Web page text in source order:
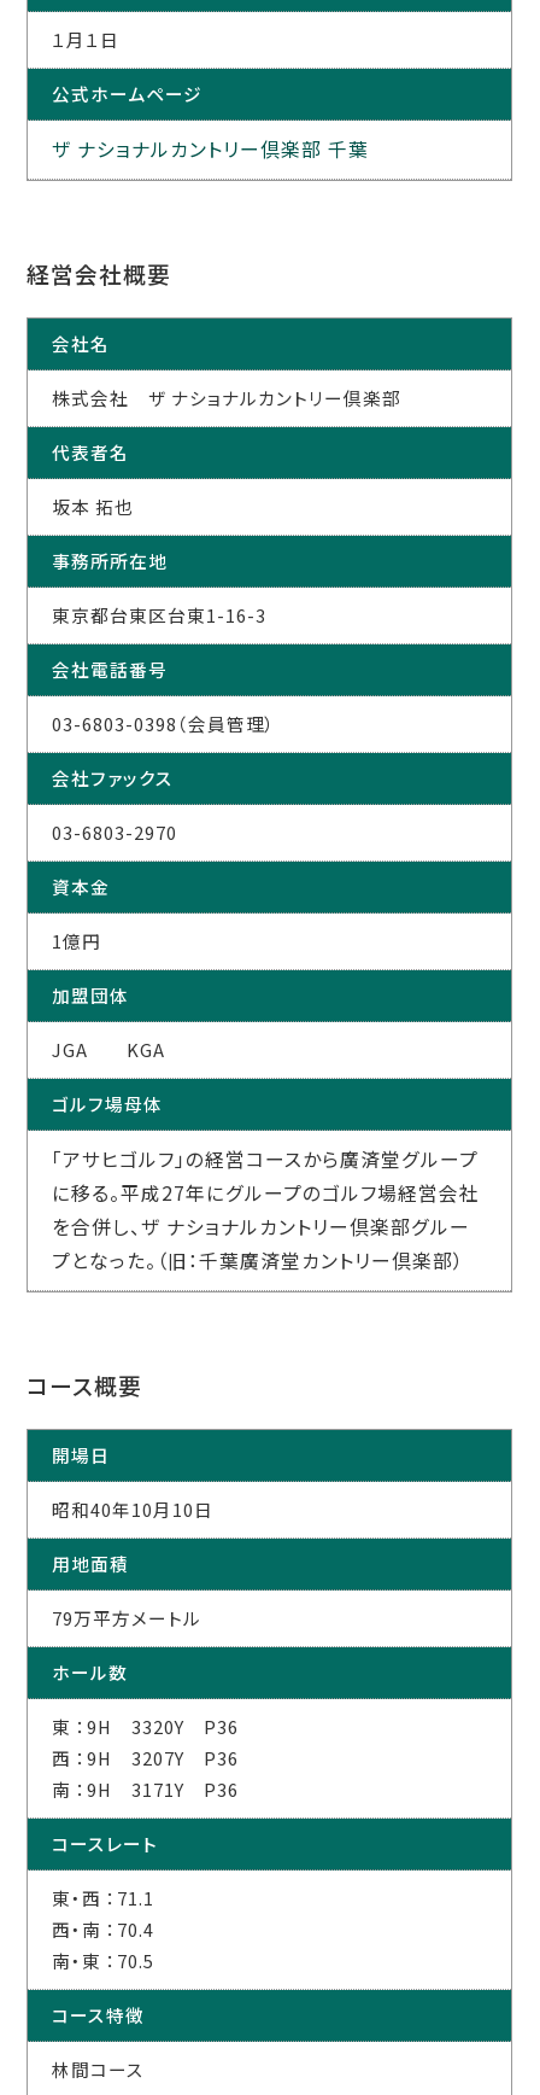
１月１日
公式ホームページ
ザ ナショナルカントリー倶楽部 千葉
経営会社概要
会社名
株式会社 ザ ナショナルカントリー倶楽部
代表者名
坂本 拓也
事務所所在地
東京都台東区台東1-16-3
会社電話番号
03-6803-0398（会員管理）
会社ファックス
03-6803-2970
資本金
1億円
加盟団体
JGA KGA
ゴルフ場母体
「アサヒゴルフ」の経営コースから廣済堂グループ
に移る。平成27年にグループのゴルフ場経営会社
を合併し、ザ ナショナルカントリー倶楽部グルー
プとなった。（旧：千葉廣済堂カントリー倶楽部）
コース概要
開場日
昭和40年10月10日
用地面積
79万平方メートル
ホール数
東 ：9H 3320Y P36
西 ：9H 3207Y P36
南 ：9H 3171Y P36
コースレート
東・西 ：71.1
西・南 ：70.4
南・東 ：70.5
コース特徴
林間コース